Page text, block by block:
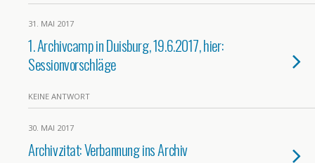
31. MAI 2017
1. Archivcamp in Duisburg, 19.6.2017, hier:
Sessionvorschläge
KEINE ANTWORT
30. MAI 2017
Archivzitat: Verbannung ins Archiv